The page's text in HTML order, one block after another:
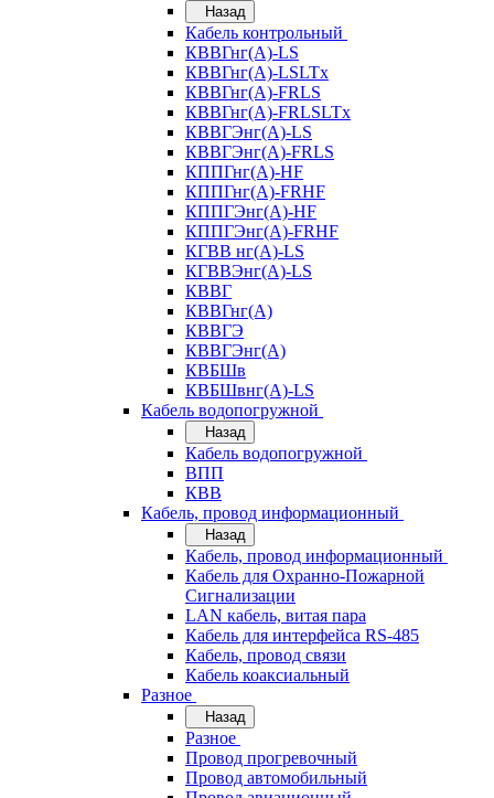
Назад
Кабель контрольный
КВВГнг(А)-LS
КВВГнг(А)-LSLTx
КВВГнг(А)-FRLS
КВВГнг(А)-FRLSLTx
КВВГЭнг(А)-LS
КВВГЭнг(А)-FRLS
КППГнг(А)-HF
КППГнг(А)-FRHF
КППГЭнг(А)-HF
КППГЭнг(А)-FRHF
КГВВ нг(А)-LS
КГВВЭнг(А)-LS
КВВГ
КВВГнг(А)
КВВГЭ
КВВГЭнг(А)
КВБШв
КВБШвнг(А)-LS
Кабель водопогружной
Назад
Кабель водопогружной
ВПП
КВВ
Кабель, провод информационный
Назад
Кабель, провод информационный
Кабель для Охранно-Пожарной
Сигнализации
LAN кабель, витая пара
Кабель для интерфейса RS-485
Кабель, провод связи
Кабель коаксиальный
Разное
Назад
Разное
Провод прогревочный
Провод автомобильный